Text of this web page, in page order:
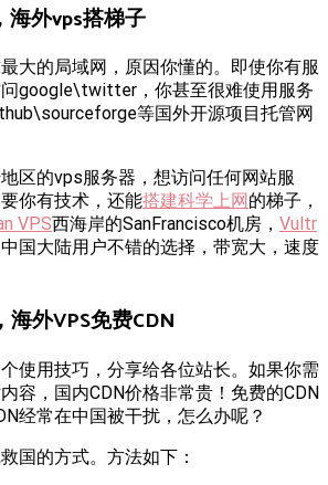
外vps搭梯子
大的局域网，原因你懂的。即使你有服
google\twitter，你甚至很难使用服务
等国外开源项目托管网
区的vps服务器，想访问任何网站服
你有技术，还能搭建科学上网 的梯子，
VPS西海岸的SanFrancisco机房， Vultr
国大陆用户不错的选择，带宽大，速度
外VPS免费CDN
使用技巧，分享给各位站长。如果你需
容，国内CDN价格非常贵！免费的CDN
经常在中国被干扰，怎么办呢？
国的方式。方法如下：